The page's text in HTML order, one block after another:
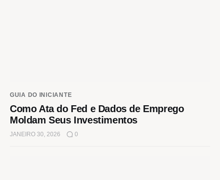
GUIA DO INICIANTE
Como Ata do Fed e Dados de Emprego
Moldam Seus Investimentos
JANEIRO 30, 2026 0